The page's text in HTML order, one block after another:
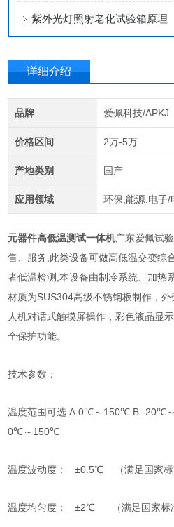
紫外光灯照射老化试验箱原理
详细介绍
品牌 爱佩科技/APKJ
价格区间 2万-5万
产地类别 国产
应用领域 环保,能源,电子/
元器件高低温测试一体机广东爱佩试
售、服务,此类设备可做高低温交变综
者低温检测,本设备由制冷系统、加热
材质为SUS304高级不锈钢板制作，外
人机对话式触摸屏操作，彩色液晶显
全保护功能。
技术参数：
温度范围可选:A:0℃～150℃ B:-20℃
0℃～150℃
温度波动度： ±0.5℃ （满足国家标
温度均匀度：±2℃ （满足国家标